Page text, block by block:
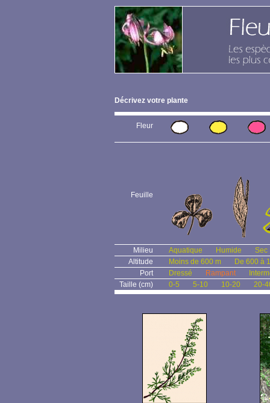
Décrivez votre plante
Fleur
Feuille
Milieu Aquatique Humide
Sec
Altitude
Moins de 600 m
De 600 à
Port
Dressé Rampant
Taille (cm)
0-5 5-10 10-20 20-